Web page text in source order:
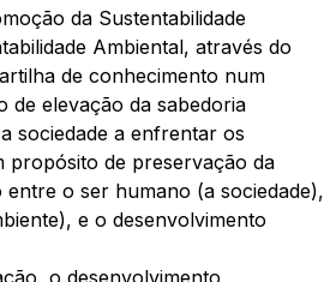
da Sustentabilidade
Ambiental, através do
de conhecimento num
de elevação da sabedoria
sociedade a enfrentar os
propósito de preservação da
o ser humano (a sociedade),
e o desenvolvimento